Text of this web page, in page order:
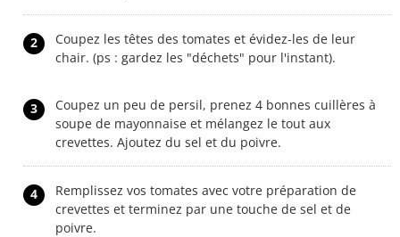
2
Coupez les têtes des tomates et évidez-les de leur
chair. (ps : gardez les "déchets" pour l'instant).
3
Coupez un peu de persil, prenez 4 bonnes cuillères à
soupe de mayonnaise et mélangez le tout aux
crevettes. Ajoutez du sel et du poivre.
4
Remplissez vos tomates avec votre préparation de
crevettes et terminez par une touche de sel et de
poivre.